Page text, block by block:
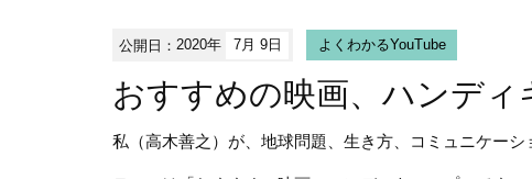
公開日：2020年 7月 9日 よくわかるYouTube
おすすめの映画、ハンディ
私（高木善之）が、地球問題、生き方、コミュニケー